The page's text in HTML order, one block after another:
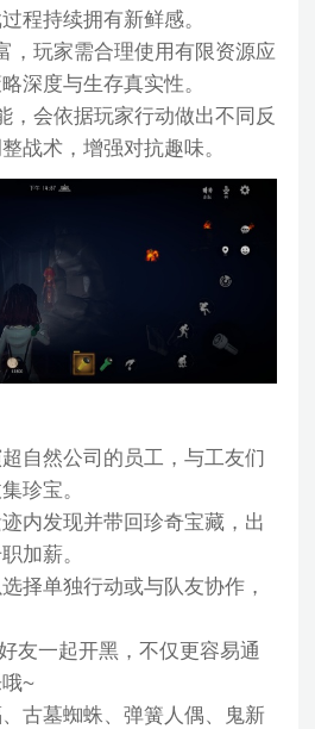
程持续拥有新鲜感。
，玩家需合理使用有限资源应
深度与生存真实性。
，会依据玩家行动做出不同反
战术，增强对抗趣味。
自然公司的员工，与工友们
珍宝。
内发现并带回珍奇宝藏，出
加薪。
择单独行动或与队友协作，
友一起开黑，不仅更容易通
~
古墓蜘蛛、弹簧人偶、鬼新